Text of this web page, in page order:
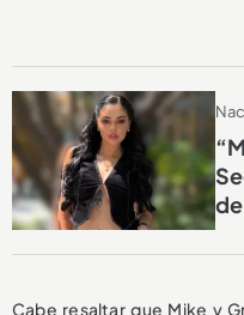
Cabe resaltar que Mike y